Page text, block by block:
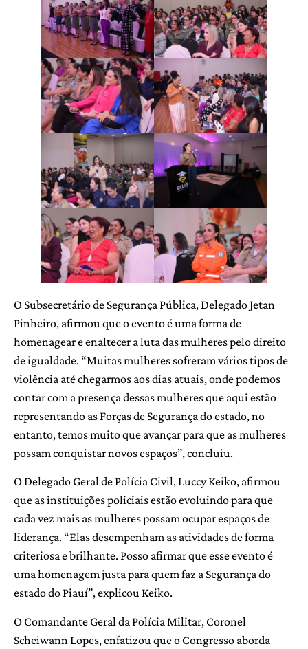
O Subsecretário de Segurança Pública, Delegado Jetan
Pinheiro, afirmou que o evento é uma forma de
homenagear e enaltecer a luta das mulheres pelo direito
de igualdade. “Muitas mulheres sofreram vários tipos de
violência até chegarmos aos dias atuais, onde podemos
contar com a presença dessas mulheres que aqui estão
representando as Forças de Segurança do estado, no
entanto, temos muito que avançar para que as mulheres
possam conquistar novos espaços”, concluiu.
O Delegado Geral de Polícia Civil, Luccy Keiko, afirmou
que as instituições policiais estão evoluindo para que
cada vez mais as mulheres possam ocupar espaços de
liderança. “Elas desempenham as atividades de forma
criteriosa e brilhante. Posso afirmar que esse evento é
uma homenagem justa para quem faz a Segurança do
estado do Piauí”, explicou Keiko.
O Comandante Geral da Polícia Militar, Coronel
Scheiwann Lopes, enfatizou que o Congresso aborda